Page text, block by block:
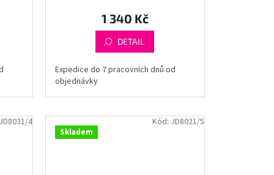
1 340 Kč
DETAIL
Expedice do 7 pracovních dnů od
objednávky
4
Skladem
Kód: JD8021/5